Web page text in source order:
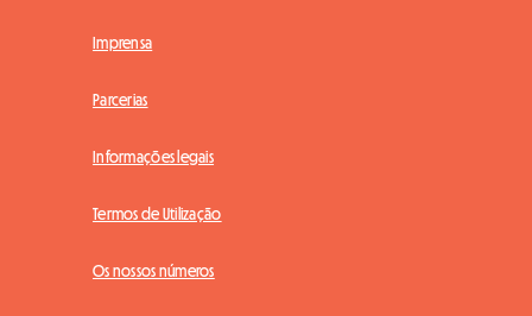
Imprensa
Parcerias
Informações legais
Termos de Utilização
Os nossos números